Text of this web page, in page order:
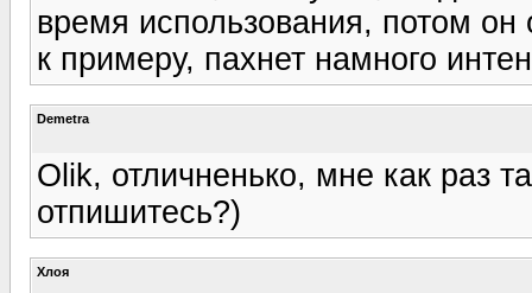
время использования, потом он
к примеру, пахнет намного
Demetra
Olik, отличненько, мне как раз
отпишитесь?)
Хлоя